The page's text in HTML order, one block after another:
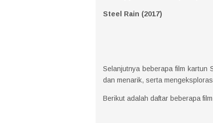
Steel Rain (2017)
Selanjutnya beberapa film kartun
dan menarik, serta
Berikut adalah daftar beberapa